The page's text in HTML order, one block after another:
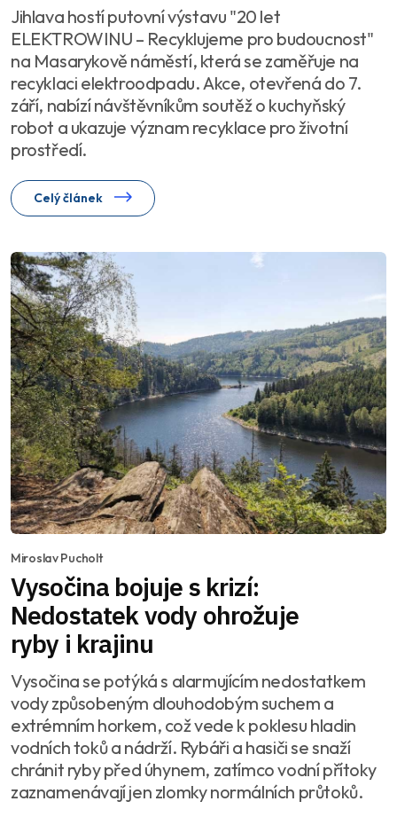
Jihlava hostí putovní výstavu "20 let
ELEKTROWINU – Recyklujeme pro budoucnost"
na Masarykově náměstí, která se zaměřuje na
recyklaci elektroodpadu. Akce, otevřená do 7.
září, nabízí návštěvníkům soutěž o kuchyňský
robot a ukazuje význam recyklace pro životní
prostředí.
Celý článek
Miroslav Pucholt
Vysočina bojuje s krizí:
Nedostatek vody ohrožuje
ryby i krajinu
Vysočina se potýká s alarmujícím nedostatkem
vody způsobeným dlouhodobým suchem a
extrémním horkem, což vede k poklesu hladin
vodních toků a nádrží. Rybáři a hasiči se snaží
chránit ryby před úhynem, zatímco vodní přítoky
zaznamenávají jen zlomky normálních průtoků.